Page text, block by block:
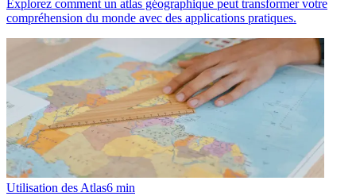
Explorez comment un atlas géographique peut transformer votre
compréhension du monde avec des applications pratiques.
Utilisation des Atlas6 min